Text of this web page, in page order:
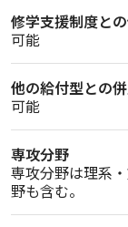
修学支援制度と
可能
他の給付型との
可能
専攻分野
専攻分野は理系
野も含む。